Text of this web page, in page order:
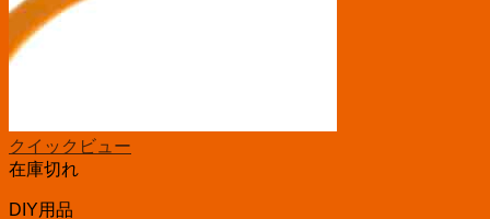
クイックビュー
在庫切れ
DIY用品